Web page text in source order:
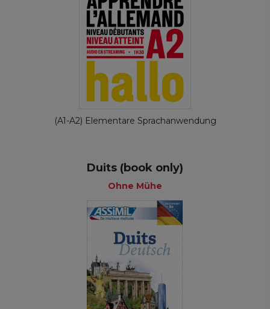
(A1-A2) Elementare Sprachanwendung
Duits (book only)
Ohne Mühe